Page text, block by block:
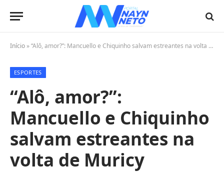
Início »“Alô, amor?”: Mancuello e Chiquinho salvam estreantes na volta de Muricy
ESPORTES
“Alô, amor?”:
Mancuello e Chiquinho
salvam estreantes na
volta de Muricy